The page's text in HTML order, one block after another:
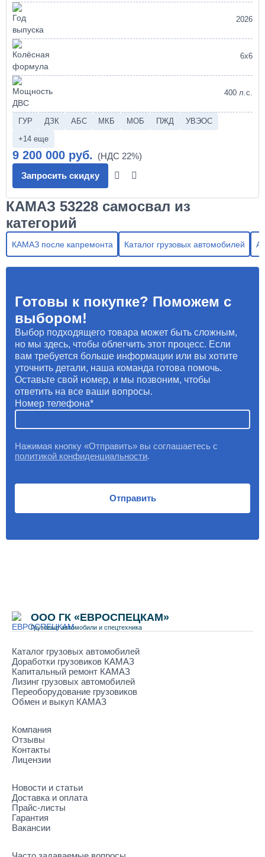
2026
6х6
400 л.с.
ГУР ДЗК АБС МКБ МОБ ПЖД
УВЭОС
+14 еще
9 200 000 руб.
Запросить скидку
КАМАЗ 53228 самосвал из
категорий
КАМАЗ после капремонта Каталог грузовых автомобилей
Готовы к покупке? Поможем с
выбором!
Выбор подходящего товара может быть сложным,
но мы здесь, чтобы облегчить этот процесс. Если
вам требуется больше информации или вы хотите
уточнить детали, наша команда готова помочь.
Оставьте свой номер, и мы позвоним, чтобы
ответить на все ваши вопросы.
Номер телефона
Нажимая кнопку «Отправить» вы соглашаетесь с
политикой конфиденциальности.
Отправить
ООО ГК «ЕВРОСПЕЦКАМ»
Грузовые автомобили и спецтехника
Каталог грузовых автомобилей
Доработки грузовиков КАМАЗ
Капитальный ремонт КАМАЗ
Лизинг грузовых автомобилей
Переоборудование грузовиков
Обмен и выкуп КАМАЗ
Компания
Отзывы
Контакты
Лицензии
Новости и статьи
Доставка и оплата
Прайс-листы
Гарантия
Вакансии